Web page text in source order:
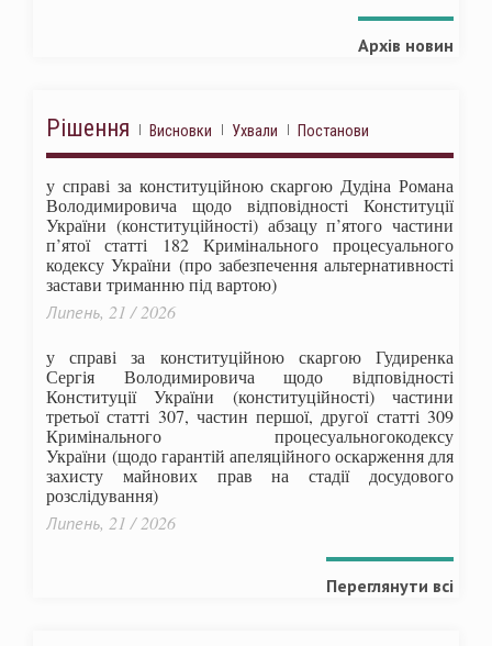
Архів новин
Рішення Висновки Ухвали Постанови
у справі за конституційною скаргою Дудіна Романа
Володимировича щодо відповідності Конституції
України (конституційності) абзацу п’ятого частини
п’ятої статті 182 Кримінального процесуального
кодексу України (про забезпечення альтернативності
застави триманню під вартою)
Липень, 21 / 2026
у справі за конституційною скаргою Гудиренка
Сергія Володимировича щодо відповідності
Конституції України (конституційності) частини
третьої статті 307, частин першої, другої статті 309
Кримінального процесуальногокодексу
України (щодо гарантій апеляційного оскарження для
захисту майнових прав на стадії досудового
розслідування)
Липень, 21 / 2026
Переглянути всі